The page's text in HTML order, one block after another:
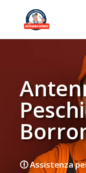
🕕 Assistenza